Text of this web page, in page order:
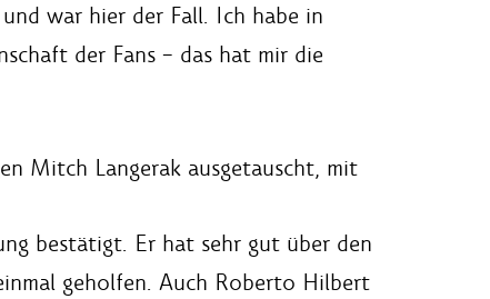
war hier der Fall. Ich habe in
der Fans – das hat mir die
Mitch Langerak ausgetauscht, mit
bestätigt. Er hat sehr gut über den
geholfen. Auch Roberto Hilbert